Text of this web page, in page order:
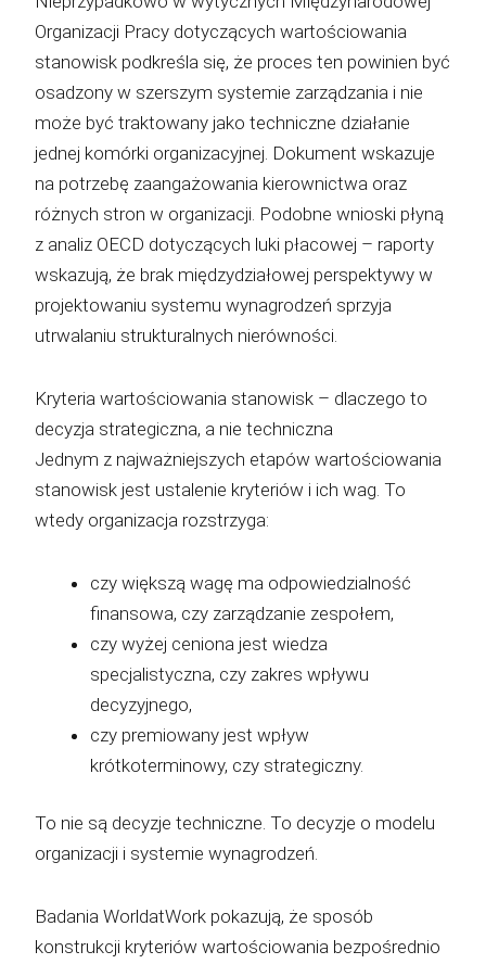
Organizacji Pracy dotyczących wartościowania
stanowisk podkreśla się, że proces ten powinien być
osadzony w szerszym systemie zarządzania i nie
może być traktowany jako techniczne działanie
jednej komórki organizacyjnej. Dokument wskazuje
na potrzebę zaangażowania kierownictwa oraz
różnych stron w organizacji. Podobne wnioski płyną
z analiz OECD dotyczących luki płacowej – raporty
wskazują, że brak międzydziałowej perspektywy w
projektowaniu systemu wynagrodzeń sprzyja
utrwalaniu strukturalnych nierówności.
Kryteria wartościowania stanowisk – dlaczego to
decyzja strategiczna, a nie techniczna
Jednym z najważniejszych etapów wartościowania
stanowisk jest ustalenie kryteriów i ich wag. To
wtedy organizacja rozstrzyga:
czy większą wagę ma odpowiedzialność
finansowa, czy zarządzanie zespołem,
czy wyżej ceniona jest wiedza
specjalistyczna, czy zakres wpływu
decyzyjnego,
czy premiowany jest wpływ
krótkoterminowy, czy strategiczny.
To nie są decyzje techniczne. To decyzje o modelu
organizacji i systemie wynagrodzeń.
Badania WorldatWork pokazują, że sposób
konstrukcji kryteriów wartościowania bezpośrednio